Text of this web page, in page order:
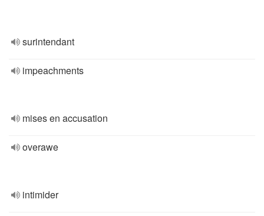
surintendant
impeachments
mises en accusation
overawe
intimider